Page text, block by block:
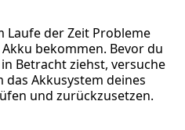
Laufe der Zeit Probleme
bekommen. Bevor du
Betracht ziehst, versuche
Akkusystem deines
und zurückzusetzen.